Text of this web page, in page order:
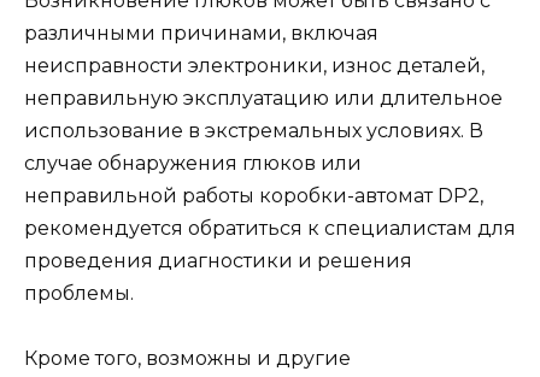
различными причинами, включая
неисправности электроники, износ деталей,
неправильную эксплуатацию или длительное
использование в экстремальных условиях. В
случае обнаружения глюков или
неправильной работы коробки-автомат DP2,
рекомендуется обратиться к специалистам для
проведения диагностики и решения
проблемы.
Кроме того, возможны и другие